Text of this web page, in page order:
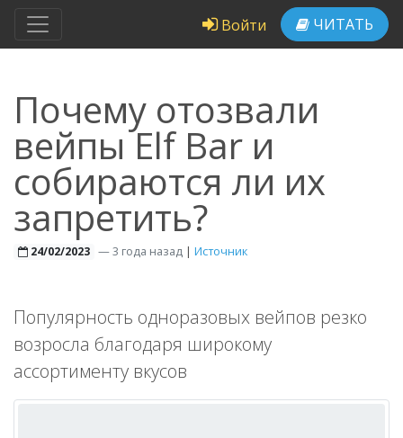
Войти ЧИТАТЬ
Почему отозвали
вейпы Elf Bar и
собираются ли их
запретить?
24/02/2023 —3 года назад | Источник
Популярность одноразовых вейпов резко
возросла благодаря широкому
ассортименту вкусов